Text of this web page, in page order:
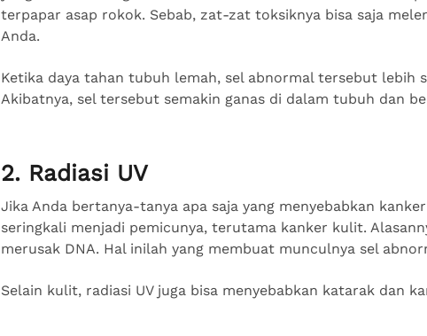
terpapar asap rokok. Sebab, zat-zat toksiknya bisa saja
Anda.
Ketika daya tahan tubuh lemah, sel abnormal tersebut lebih
Akibatnya, sel tersebut semakin ganas di dalam tubuh dan
2. Radiasi UV
Jika Anda bertanya-tanya apa saja yang menyebabkan
seringkali menjadi pemicunya, terutama kanker kulit.
merusak DNA. Hal inilah yang membuat munculnya sel
Selain kulit, radiasi UV juga bisa menyebabkan katarak dan